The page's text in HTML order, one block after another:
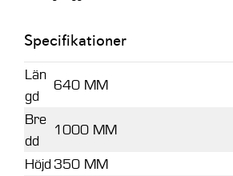
Specifikationer
Län
gd
640 MM
Bre
dd
1000 MM
Höjd350 MM